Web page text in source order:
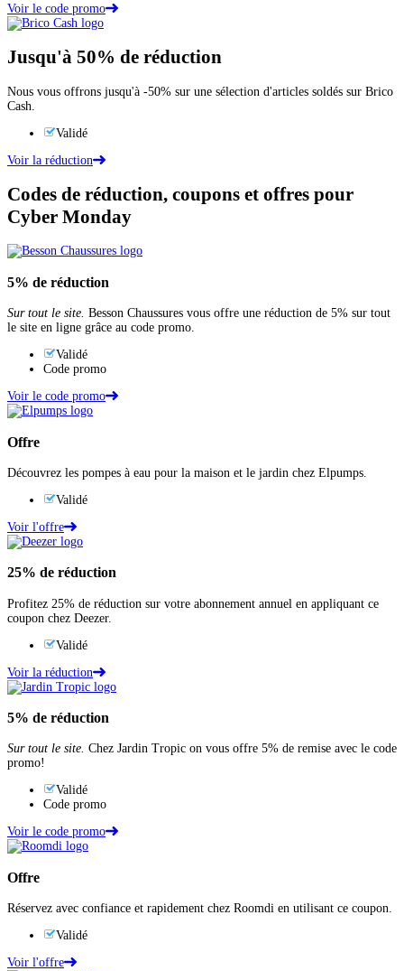
Voir le code promo
Jusqu'à 50% de réduction
Nous vous offrons jusqu'à -50% sur une sélection d'articles soldés sur Brico
Cash.
Validé
Voir la réduction
Codes de réduction, coupons et offres pour
Cyber Monday
5% de réduction
Sur tout le site. Besson Chaussures vous offre une réduction de 5% sur tout
le site en ligne grâce au code promo.
Validé
Code promo
Voir le code promo
Offre
Découvrez les pompes à eau pour la maison et le jardin chez Elpumps.
Validé
Voir l'offre
25% de réduction
Profitez 25% de réduction sur votre abonnement annuel en appliquant ce
coupon chez Deezer.
Validé
Voir la réduction
5% de réduction
Sur tout le site. Chez Jardin Tropic on vous offre 5% de remise avec le code
promo!
Validé
Code promo
Voir le code promo
Offre
Réservez avec confiance et rapidement chez Roomdi en utilisant ce coupon.
Validé
Voir l'offre